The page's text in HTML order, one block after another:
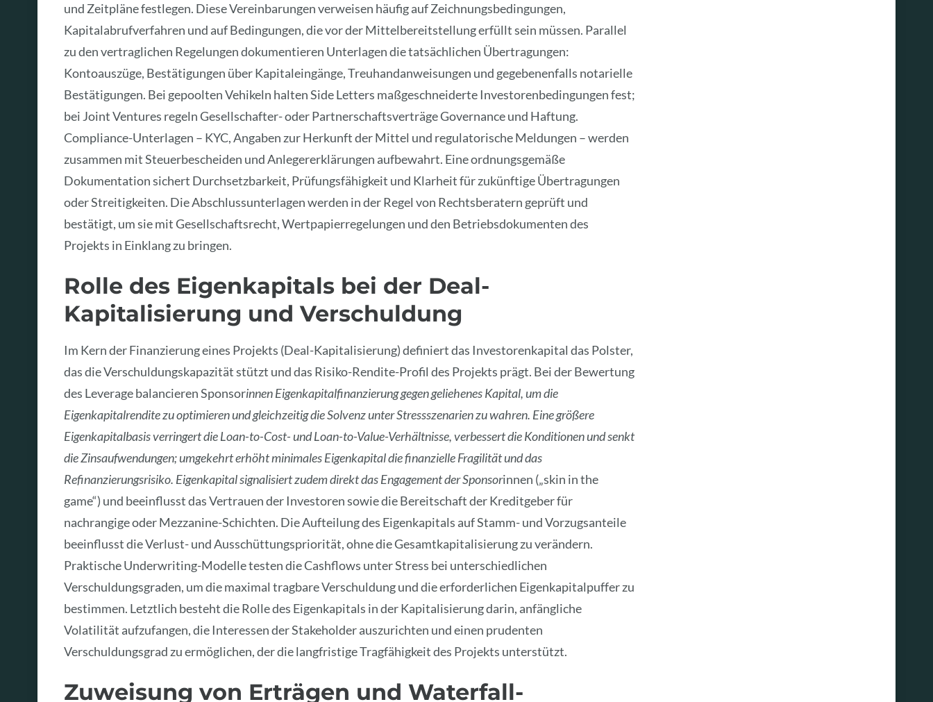
und Zeitpläne festlegen. Diese Vereinbarungen verweisen häufig auf Zeichnungsbedingungen,
Kapitalabrufverfahren und auf Bedingungen, die vor der Mittelbereitstellung erfüllt sein müssen. Parallel
zu den vertraglichen Regelungen dokumentieren Unterlagen die tatsächlichen Übertragungen:
Kontoauszüge, Bestätigungen über Kapitaleingänge, Treuhandanweisungen und gegebenenfalls notarielle
Bestätigungen. Bei gepoolten Vehikeln halten Side Letters maßgeschneiderte Investorenbedingungen fest;
bei Joint Ventures regeln Gesellschafter- oder Partnerschaftsverträge Governance und Haftung.
Compliance-Unterlagen – KYC, Angaben zur Herkunft der Mittel und regulatorische Meldungen – werden
zusammen mit Steuerbescheiden und Anlegererklärungen aufbewahrt. Eine ordnungsgemäße
Dokumentation sichert Durchsetzbarkeit, Prüfungsfähigkeit und Klarheit für zukünftige Übertragungen
oder Streitigkeiten. Die Abschlussunterlagen werden in der Regel von Rechtsberatern geprüft und
bestätigt, um sie mit Gesellschaftsrecht, Wertpapierregelungen und den Betriebsdokumenten des
Projekts in Einklang zu bringen.
Rolle des Eigenkapitals bei der Deal-
Kapitalisierung und Verschuldung
Im Kern der Finanzierung eines Projekts (Deal-Kapitalisierung) definiert das Investorenkapital das Polster,
das die Verschuldungskapazität stützt und das Risiko-Rendite-Profil des Projekts prägt. Bei der Bewertung
des Leverage balancieren Sponsorinnen Eigenkapitalfinanzierung gegen geliehenes Kapital, um die
Eigenkapitalrendite zu optimieren und gleichzeitig die Solvenz unter Stressszenarien zu wahren. Eine größere
Eigenkapitalbasis verringert die Loan-to-Cost- und Loan-to-Value-Verhältnisse, verbessert die Konditionen und senkt
die Zinsaufwendungen; umgekehrt erhöht minimales Eigenkapital die finanzielle Fragilität und das
Refinanzierungsrisiko. Eigenkapital signalisiert zudem direkt das Engagement der Sponsorinnen („skin in the
game“) und beeinflusst das Vertrauen der Investoren sowie die Bereitschaft der Kreditgeber für
nachrangige oder Mezzanine-Schichten. Die Aufteilung des Eigenkapitals auf Stamm- und Vorzugsanteile
beeinflusst die Verlust- und Ausschüttungspriorität, ohne die Gesamtkapitalisierung zu verändern.
Praktische Underwriting-Modelle testen die Cashflows unter Stress bei unterschiedlichen
Verschuldungsgraden, um die maximal tragbare Verschuldung und die erforderlichen Eigenkapitalpuffer zu
bestimmen. Letztlich besteht die Rolle des Eigenkapitals in der Kapitalisierung darin, anfängliche
Volatilität aufzufangen, die Interessen der Stakeholder auszurichten und einen prudenten
Verschuldungsgrad zu ermöglichen, der die langfristige Tragfähigkeit des Projekts unterstützt.
Zuweisung von Erträgen und Waterfall-